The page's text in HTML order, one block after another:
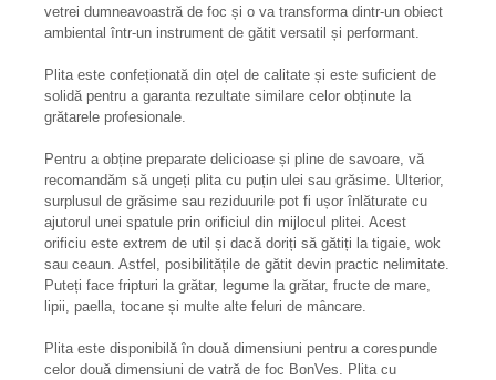
vetrei dumneavoastră de foc și o va transforma dintr-un obiect
ambiental într-un instrument de gătit versatil și performant.
Plita este confeționată din oțel de calitate și este suficient de
solidă pentru a garanta rezultate similare celor obținute la
grătarele profesionale.
Pentru a obține preparate delicioase și pline de savoare, vă
recomandăm să ungeți plita cu puțin ulei sau grăsime. Ulterior,
surplusul de grăsime sau reziduurile pot fi ușor înlăturate cu
ajutorul unei spatule prin orificiul din mijlocul plitei. Acest
orificiu este extrem de util și dacă doriți să gătiți la tigaie, wok
sau ceaun. Astfel, posibilitățile de gătit devin practic nelimitate.
Puteți face fripturi la grătar, legume la grătar, fructe de mare,
lipii, paella, tocane și multe alte feluri de mâncare.
Plita este disponibilă în două dimensiuni pentru a corespunde
celor două dimensiuni de vatră de foc BonVes. Plita cu